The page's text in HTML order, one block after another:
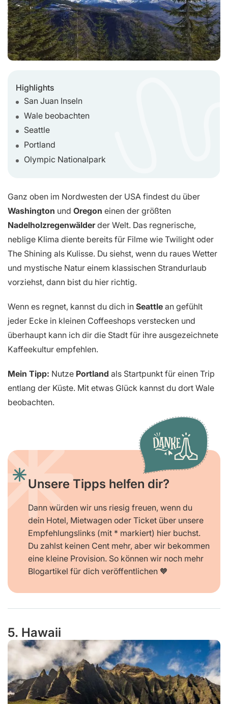
Highlights
San Juan Inseln
Wale beobachten
Seattle
Portland
Olympic Nationalpark
Ganz oben im Nordwesten der USA findest du über
Washington und Oregon einen der größten
Nadelholzregenwälderder Welt. Das regnerische,
neblige Klima diente bereits für Filme wie Twilight oder
The Shining als Kulisse. Du siehst, wenn du raues Wetter
und mystische Natur einem klassischen Strandurlaub
vorziehst, dann bist du hier richtig.
Wenn es regnet, kannst du dich in Seattle an gefühlt
jeder Ecke in kleinen Coffeeshops verstecken und
überhaupt kann ich dir die Stadt für ihre ausgezeichnete
Kaffeekultur empfehlen.
Mein Tipp: Nutze Portland als Startpunkt für einen Trip
entlang der Küste. Mit etwas Glück kannst du dort Wale
beobachten.
Unsere Tipps helfen dir?
Dann würden wir uns riesig freuen, wenn du
dein Hotel, Mietwagen oder Ticket über unsere
Empfehlungslinks (mit * markiert) hier buchst.
Du zahlst keinen Cent mehr, aber wir bekommen
eine kleine Provision. So können wir noch mehr
Blogartikel für dich veröffentlichen 🧡
5. Hawaii